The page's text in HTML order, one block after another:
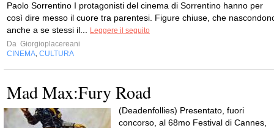
Paolo Sorrentino I protagonisti del cinema di Sorrentino hanno per
così dire messo il cuore tra parentesi. Figure chiuse, che
anche a se stessi il...
Leggere il seguito
Da Giorgioplacereani
CINEMA CULTURA
Mad Max:Fury Road
(Deadenfollies) Presentato, fuori
concorso, al 68mo Festival di Cannes,